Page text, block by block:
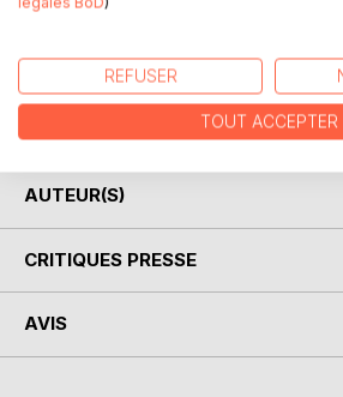
des gendarmes groupant des
des geôliers, des avocats, des
novices, des bourreaux attendant les
AUTEUR(S)
CRITIQUES PRESSE
AVIS
REFUSER
TOUT ACCEPTER